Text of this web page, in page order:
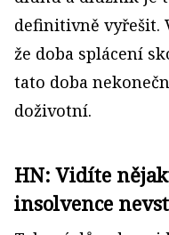
definitivně vyřešit.
že doba splácení
tato doba
doživotní.
HN: Vidíte
insolvence